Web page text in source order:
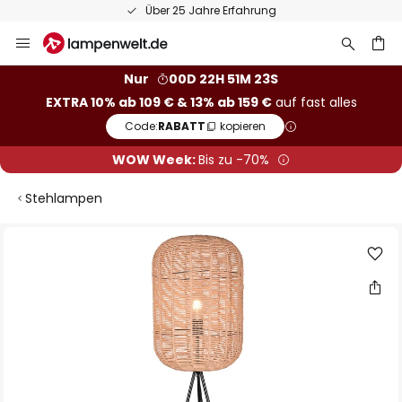
Über 25 Jahre Erfahrung
Inhalt
Nur
00D 22H 51M 22S
EXTRA 10% ab 109 € & 13% ab 159 €auf fast alles
Code:RABATT kopieren
WOW Week:Bis zu -70%
Stehlampen